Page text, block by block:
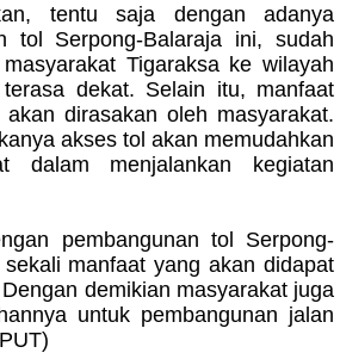
tentu saja dengan adanya
tol Serpong-Balaraja ini, sudah
Tigaraksa ke wilayah
dekat. Selain itu, manfaat
dirasakan oleh masyarakat.
akses tol akan memudahkan
dalam menjalankan kegiatan
pembangunan tol Serpong-
manfaat yang akan didapat
demikian masyarakat juga
untuk pembangunan jalan